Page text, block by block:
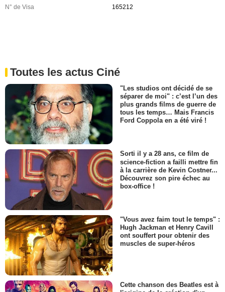
N° de Visa
165212
Toutes les actus Ciné
"Les studios ont décidé de se
séparer de moi" : c’est l’un des
plus grands films de guerre de
tous les temps… Mais Francis
Ford Coppola en a été viré !
Sorti il y a 28 ans, ce film de
science-fiction a failli mettre fin
à la carrière de Kevin Costner...
Découvrez son pire échec au
box-office !
"Vous avez faim tout le temps" :
Hugh Jackman et Henry Cavill
ont souffert pour obtenir des
muscles de super-héros
Cette chanson des Beatles est à